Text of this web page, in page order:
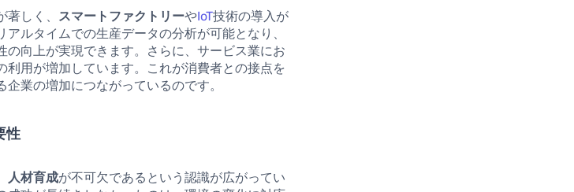
しく、 スマートファクトリーやIoT技術の導入が
ルタイムでの生産データの分析が可能となり、
の向上が実現できます。さらに、サービス業にお
利用が増加しています。これが消費者との接点を
業の増加につながっているのです。
性
人材育成が不可欠であるという認識が広がってい